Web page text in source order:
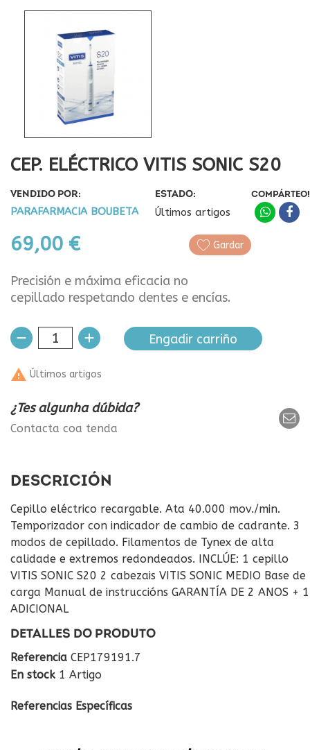
CEP. ELÉCTRICO VITIS SONIC S20
VENDIDO POR:
PARAFARMACIA BOUBETA
ESTADO:
Últimos artigos
69,00 €
COMPÁRTEO!
Gardar
Precisión e máxima eficacia no
cepillado respetando dentes e encías.
Engadir carriño
 Últimos artigos
¿Tes algunha dúbida?
Contacta coa tenda
DESCRICIÓN
Cepillo eléctrico recargable. Ata 40.000 mov./min.
Temporizador con indicador de cambio de cadrante. 3
modos de cepillado. Filamentos de Tynex de alta
calidade e extremos redondeados. INCLÚE: 1 cepillo
VITIS SONIC S20 2 cabezais VITIS SONIC MEDIO Base de
carga Manual de instruccións GARANTÍA DE 2 ANOS + 1
ADICIONAL
DETALLES DO PRODUTO
Referencia CEP179191.7
En stock 1 Artigo
Referencias Específicas